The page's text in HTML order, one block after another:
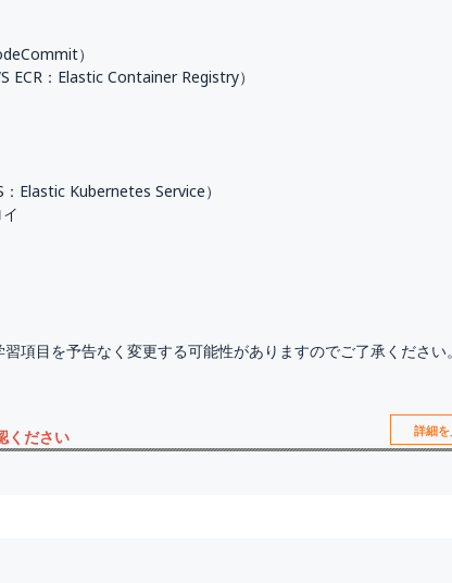
）
：Elastic Container Registry）
Elastic Kubernetes Service）
項目を予告なく変更する可能性がありますのでご了承ください
ください 詳細